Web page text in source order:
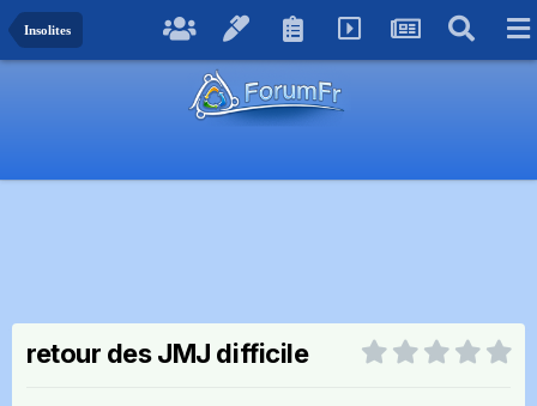
Insolites
retour des JMJ difficile